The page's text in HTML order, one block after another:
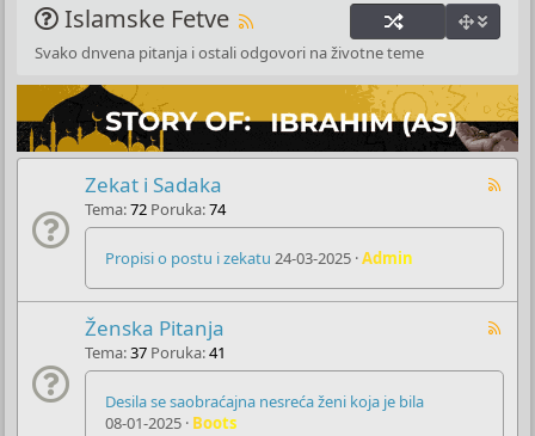
Islamske Fetve
Svako dnvena pitanja i ostali odgovori na životne teme
Zekat i Sadaka
Tema 72 Poruka 74
Propisi o postu i zekatu 24-03-2025 Admin
Ženska Pitanja
Tema 37 Poruka 41
Desila se saobraćajna nesreća ženi koja je bila
08-01-2025 Boots